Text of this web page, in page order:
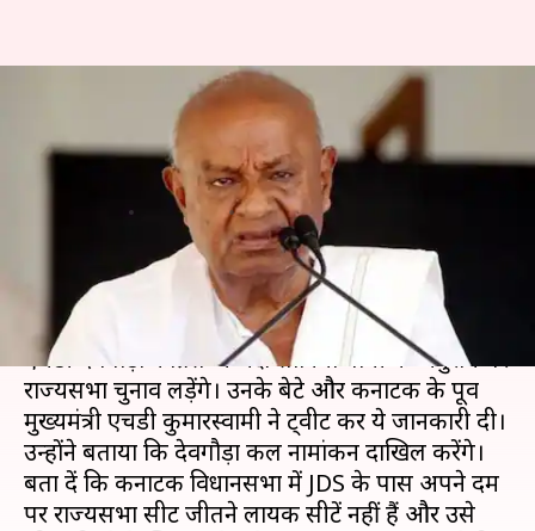
सोनिया गांधी के अनुरोध पर
राज्यसभा चुनाव लड़ेंगे पूर्व प्रधानमंत्री
एचडी देवगौड़ा
Jun 08, 2020 05:24 pm
क्या है खबर?
पूर्व प्रधानमंत्री और जनता दल सेक्युलर (JDS) प्रमुख
एचडी देवगौड़ा कांग्रेस अध्यक्ष सोनिया गांधी के अनुरोध पर
राज्यसभा चुनाव लड़ेंगे। उनके बेटे और कर्नाटक के पूर्व
मुख्यमंत्री एचडी कुमारस्वामी ने ट्वीट कर ये जानकारी दी।
उन्होंने बताया कि देवगौड़ा कल नामांकन दाखिल करेंगे।
बता दें कि कर्नाटक विधानसभा में JDS के पास अपने दम
पर राज्यसभा सीट जीतने लायक सीटें नहीं हैं और उसे